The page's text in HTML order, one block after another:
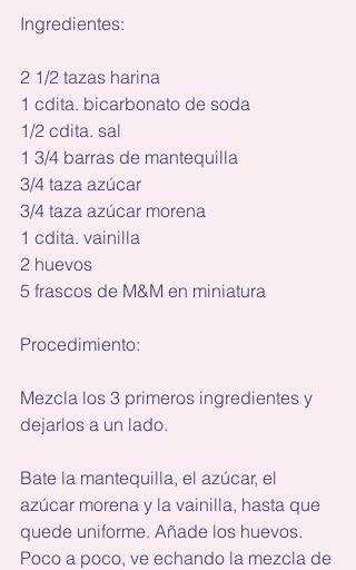
Ingredientes:
2 1/2 tazas harina
1 cdita. bicarbonato de soda
1/2 cdita. sal
1 3/4 barras de mantequilla
3/4 taza azúcar
3/4 taza azúcar morena
1 cdita. vainilla
2 huevos
5 frascos de M&M en miniatura
Procedimiento:
Mezcla los 3 primeros ingredientes y
dejarlos a un lado.
Bate la mantequilla, el azúcar, el
azúcar morena y la vainilla, hasta que
quede uniforme. Añade los huevos.
Poco a poco, ve echando la mezcla de